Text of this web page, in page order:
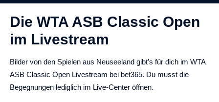
Die WTA ASB Classic Open
im Livestream
Bilder von den Spielen aus Neuseeland gibt’s für dich im WTA
ASB Classic Open Livestream bei bet365. Du musst die
Begegnungen lediglich im Live-Center öffnen.